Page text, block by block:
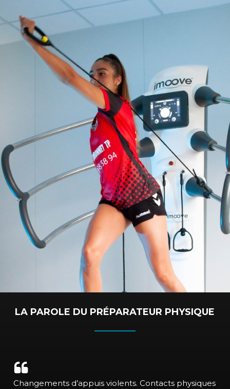
LA PAROLE DU PRÉPARATEUR PHYSIQUE
Changements d’appuis violents. Contacts physiques